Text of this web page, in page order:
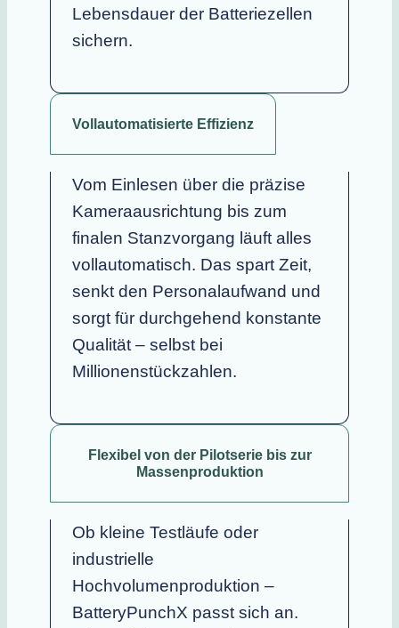
Lebensdauer der Batteriezellen
sichern.
Vollautomatisierte Effizienz
Vom Einlesen über die präzise
Kameraausrichtung bis zum
finalen Stanzvorgang läuft alles
vollautomatisch. Das spart Zeit,
senkt den Personalaufwand und
sorgt für durchgehend konstante
Qualität – selbst bei
Millionenstückzahlen.
Flexibel von der Pilotserie bis zur
Massenproduktion
Ob kleine Testläufe oder
industrielle
Hochvolumenproduktion –
BatteryPunchX passt sich an.